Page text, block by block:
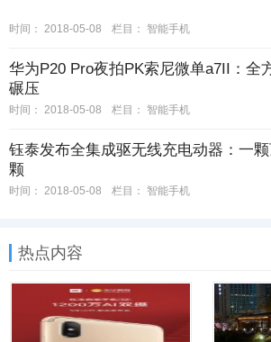
时间： 2018-05-08 栏目： 智能手机
华为P20 Pro夜拍PK索尼微单a7II：全
碾压
时间： 2018-05-08 栏目： 智能手机
钰泰发布全集成驱无线充电动器：一
颗
时间： 2018-05-08 栏目： 智能手机
热点内容